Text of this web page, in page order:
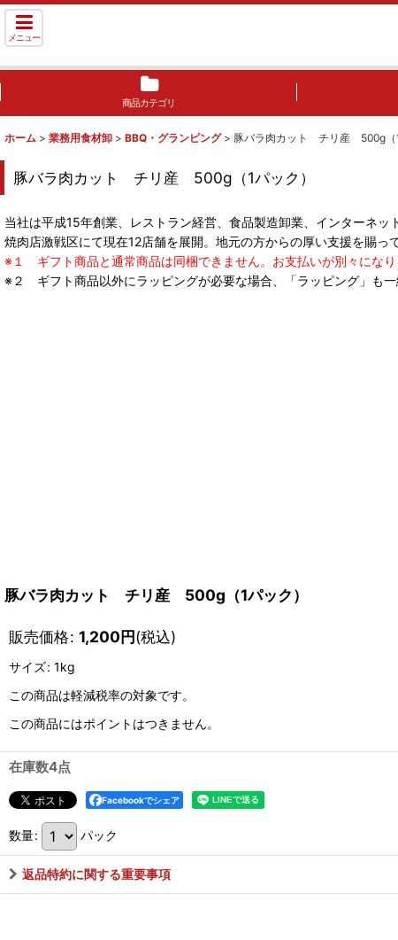
メニュー
商品カテゴリ
ホーム > 業務用食材卸 > BBQ・グランピング > 豚バラ肉カット チリ産 500g（1
豚バラ肉カット チリ産 500g（1パック）
当社は平成15年創業、レストラン経営、食品製造卸業、インターネ
焼肉店激戦区にて現在12店舗を展開。地元の方からの厚い支援を賜っ
※１ ギフト商品と通常商品は同梱できません。お支払いが別々になり
※２ ギフト商品以外にラッピングが必要な場合、「ラッピング」も一
豚バラ肉カット チリ産 500g（1パック）
販売価格: 1,200円(税込)
サイズ: 1kg
この商品は軽減税率の対象です。
この商品にはポイントはつきません。
在庫数4点
Facebookでシェア
数量: パック
返品特約に関する重要事項